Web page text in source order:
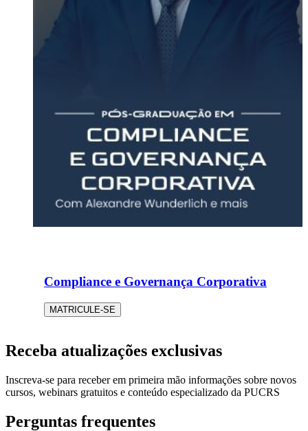
Compliance e Governança Corporativa
MATRICULE-SE
Receba atualizações exclusivas
Inscreva-se para receber em primeira mão informações sobre novos
cursos, webinars gratuitos e conteúdo especializado da PUCRS
Perguntas frequentes